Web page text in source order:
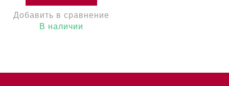
Добавить в сравнение
В наличии